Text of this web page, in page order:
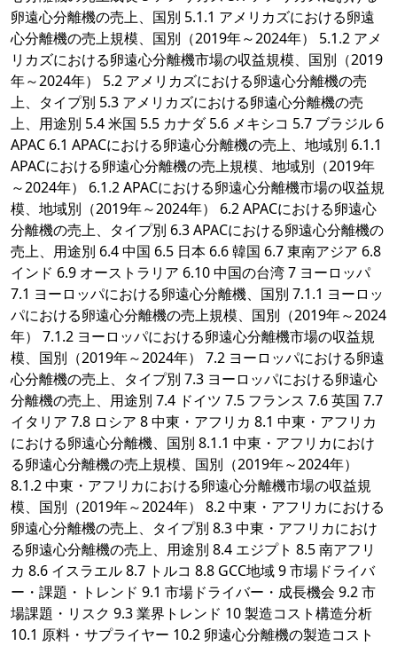
卵遠心分離機の売上、国別 5.1.1 アメリカズにおける卵遠
心分離機の売上規模、国別（2019年～2024年） 5.1.2 アメ
リカズにおける卵遠心分離機市場の収益規模、国別（2019
年～2024年） 5.2 アメリカズにおける卵遠心分離機の売
上、タイプ別 5.3 アメリカズにおける卵遠心分離機の売
上、用途別 5.4 米国 5.5 カナダ 5.6 メキシコ 5.7 ブラジル 6
APAC 6.1 APACにおける卵遠心分離機の売上、地域別 6.1.1
APACにおける卵遠心分離機の売上規模、地域別（2019年
～2024年） 6.1.2 APACにおける卵遠心分離機市場の収益規
模、地域別（2019年～2024年） 6.2 APACにおける卵遠心
分離機の売上、タイプ別 6.3 APACにおける卵遠心分離機の
売上、用途別 6.4 中国 6.5 日本 6.6 韓国 6.7 東南アジア 6.8
インド 6.9 オーストラリア 6.10 中国の台湾 7 ヨーロッパ
7.1 ヨーロッパにおける卵遠心分離機、国別 7.1.1 ヨーロッ
パにおける卵遠心分離機の売上規模、国別（2019年～2024
年） 7.1.2 ヨーロッパにおける卵遠心分離機市場の収益規
模、国別（2019年～2024年） 7.2 ヨーロッパにおける卵遠
心分離機の売上、タイプ別 7.3 ヨーロッパにおける卵遠心
分離機の売上、用途別 7.4 ドイツ 7.5 フランス 7.6 英国 7.7
イタリア 7.8 ロシア 8 中東・アフリカ 8.1 中東・アフリカ
における卵遠心分離機、国別 8.1.1 中東・アフリカにおけ
る卵遠心分離機の売上規模、国別（2019年～2024年）
8.1.2 中東・アフリカにおける卵遠心分離機市場の収益規
模、国別（2019年～2024年） 8.2 中東・アフリカにおける
卵遠心分離機の売上、タイプ別 8.3 中東・アフリカにおけ
る卵遠心分離機の売上、用途別 8.4 エジプト 8.5 南アフリ
カ 8.6 イスラエル 8.7 トルコ 8.8 GCC地域 9 市場ドライバ
ー・課題・トレンド 9.1 市場ドライバー・成長機会 9.2 市
場課題・リスク 9.3 業界トレンド 10 製造コスト構造分析
10.1 原料・サプライヤー 10.2 卵遠心分離機の製造コスト